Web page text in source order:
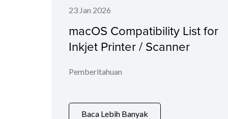
23 Jan 2026
macOS Compatibility List for
Inkjet Printer / Scanner
Pemberitahuan
Baca Lebih Banyak